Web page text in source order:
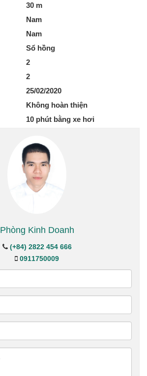
30 m
Nam
Nam
Sổ hồng
2
2
25/02/2020
Không hoàn thiện
10 phút bằng xe hơi
Phòng Kinh Doanh
(+84) 2822 454 666
0911750009